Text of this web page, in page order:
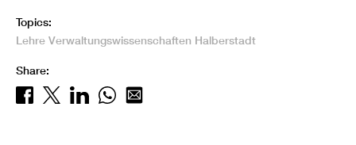
Topics:
Lehre Verwaltungswissenschaften Halberstadt
Share: